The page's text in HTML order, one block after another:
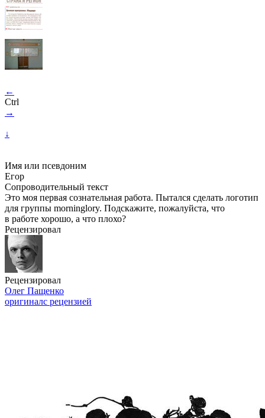
←
Ctrl
→
↓
Имя или псевдоним
Егор
Сопроводительный текст
Это моя первая сознательная работа. Пытался сделать логотип
для группы morninglory. Подскажите, пожалуйста, что
в работе хорошо, а что плохо?
Рецензировал
Рецензировал
Олег Пащенко
оригиналс рецензией